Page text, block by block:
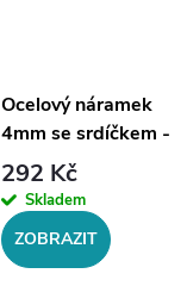
Ocelový náramek
4mm se srdíčkem -
otevřený, pevný -
výběr barev
292 Kč
Skladem
ZOBRAZIT